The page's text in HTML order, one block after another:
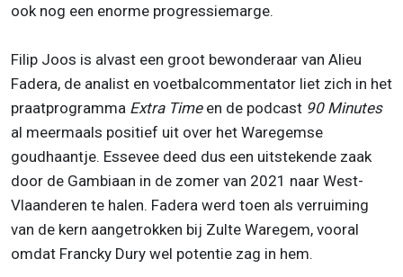
ook nog een enorme progressiemarge.
Filip Joos is alvast een groot bewonderaar van Alieu
Fadera, de analist en voetbalcommentator liet zich in het
praatprogramma Extra Timeen de podcast 90 Minutes
al meermaals positief uit over het Waregemse
goudhaantje. Essevee deed dus een uitstekende zaak
door de Gambiaan in de zomer van 2021 naar West-
Vlaanderen te halen. Fadera werd toen als verruiming
van de kern aangetrokken bij Zulte Waregem, vooral
omdat Francky Dury wel potentie zag in hem.